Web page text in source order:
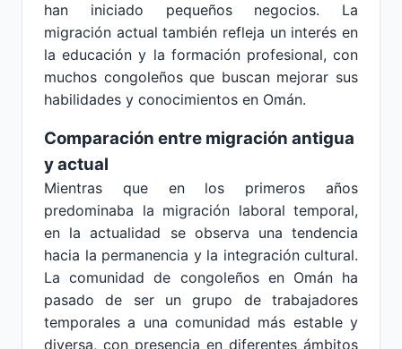
han iniciado pequeños negocios. La
migración actual también refleja un interés en
la educación y la formación profesional, con
muchos congoleños que buscan mejorar sus
habilidades y conocimientos en Omán.
Comparación entre migración antigua
y actual
Mientras que en los primeros años
predominaba la migración laboral temporal,
en la actualidad se observa una tendencia
hacia la permanencia y la integración cultural.
La comunidad de congoleños en Omán ha
pasado de ser un grupo de trabajadores
temporales a una comunidad más estable y
diversa, con presencia en diferentes ámbitos